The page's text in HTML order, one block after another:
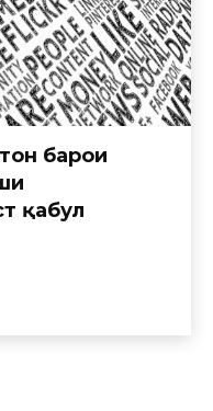
барои
қабул